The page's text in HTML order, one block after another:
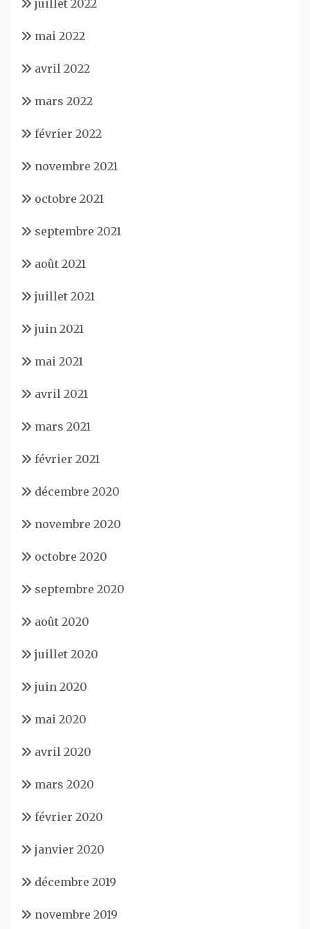
juillet 2022
mai 2022
avril 2022
mars 2022
février 2022
novembre 2021
octobre 2021
septembre 2021
août 2021
juillet 2021
juin 2021
mai 2021
avril 2021
mars 2021
février 2021
décembre 2020
novembre 2020
octobre 2020
septembre 2020
août 2020
juillet 2020
juin 2020
mai 2020
avril 2020
mars 2020
février 2020
janvier 2020
décembre 2019
novembre 2019